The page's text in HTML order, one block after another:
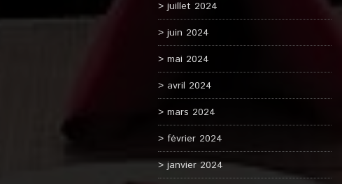
juillet 2024
juin 2024
mai 2024
avril 2024
mars 2024
février 2024
janvier 2024